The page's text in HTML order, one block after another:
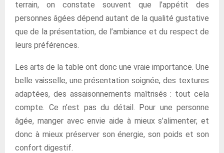
terrain, on constate souvent que l’appétit des
personnes âgées dépend autant de la qualité gustative
que de la présentation, de l’ambiance et du respect de
leurs préférences.
Les arts de la table ont donc une vraie importance. Une
belle vaisselle, une présentation soignée, des textures
adaptées, des assaisonnements maîtrisés : tout cela
compte. Ce n’est pas du détail. Pour une personne
âgée, manger avec envie aide à mieux s’alimenter, et
donc à mieux préserver son énergie, son poids et son
confort digestif.